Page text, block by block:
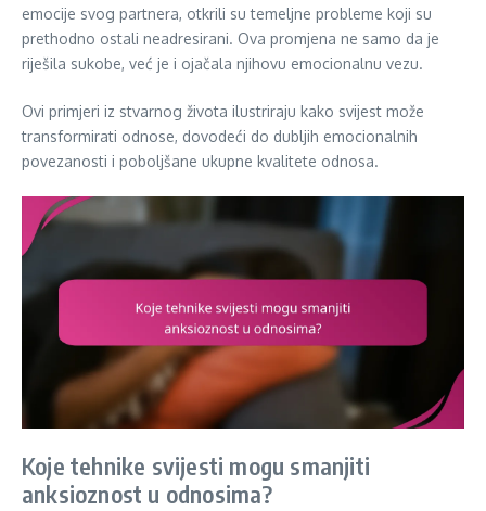
emocije svog partnera, otkrili su temeljne probleme koji su
prethodno ostali neadresirani. Ova promjena ne samo da je
riješila sukobe, već je i ojačala njihovu emocionalnu vezu.
Ovi primjeri iz stvarnog života ilustriraju kako svijest može
transformirati odnose, dovodeći do dubljih emocionalnih
povezanosti i poboljšane ukupne kvalitete odnosa.
Koje tehnike svijesti mogu smanjiti
anksioznost u odnosima?